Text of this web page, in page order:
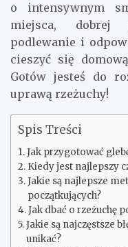
o intensywnym
miejsca, dobrej
podlewanie i
cieszyć się
Gotów jesteś do
uprawą rzeżuchy!
Spis Treści
Jak przygotować
Kiedy jest najlepszy
Jakie są najlepsze
początkujących?
Jak dbać o rzeżuchę
Jakie są najczęstsze
unikać?